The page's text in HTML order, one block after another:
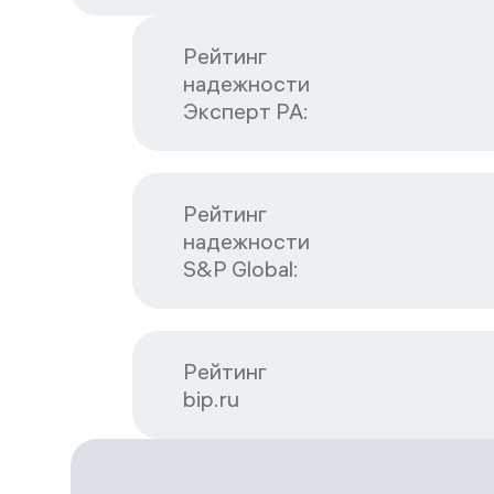
Рейтинг
надежности
Эксперт РА:
Рейтинг
надежности
S&P Global:
Рейтинг
bip.ru